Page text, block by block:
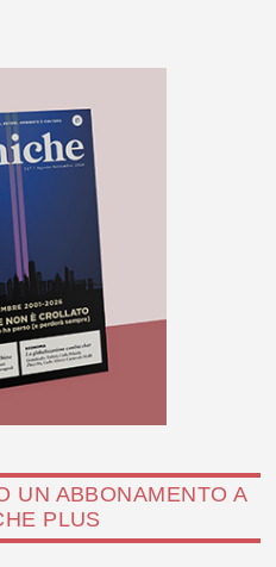
UN ABBONAMENTO A
PLUS